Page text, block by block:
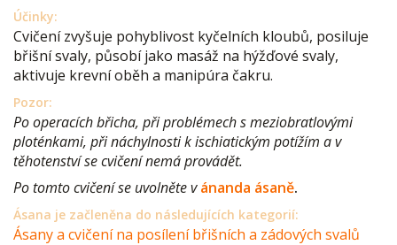
Účinky:
Cvičení zvyšuje pohyblivost kyčelních kloubů, posiluje
břišní svaly, působí jako masáž na hýžďové svaly,
aktivuje krevní oběh a manipúra čakru.
Pozor:
Po operacích břicha, při problémech s meziobratlovými
ploténkami, při náchylnosti k ischiatickým potížím a v
těhotenství se cvičení nemá provádět.
Po tomto cvičení se uvolněte v ánanda ásaně.
Ásana je začleněna do následujících kategorií:
Ásany a cvičení na posílení břišních a zádových svalů